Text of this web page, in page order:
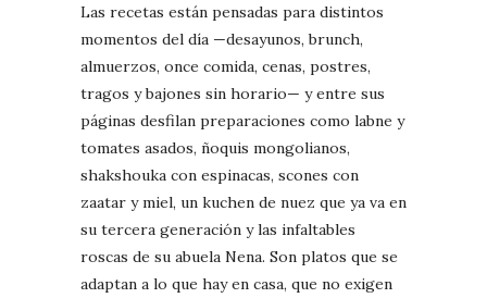
Las recetas están pensadas para distintos
momentos del día —desayunos, brunch,
almuerzos, once comida, cenas, postres,
tragos y bajones sin horario— y entre sus
páginas desfilan preparaciones como labne y
tomates asados, ñoquis mongolianos,
shakshouka con espinacas, scones con
zaatar y miel, un kuchen de nuez que ya va en
su tercera generación y las infaltables
roscas de su abuela Nena. Son platos que se
adaptan a lo que hay en casa, que no exigen